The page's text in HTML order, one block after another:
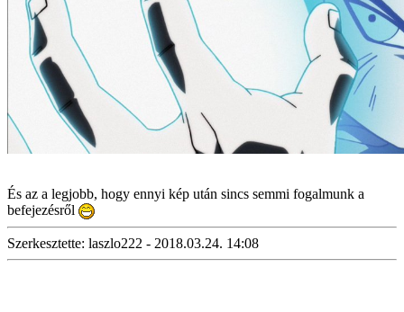
És az a legjobb, hogy ennyi kép után sincs semmi fogalmunk a
befejezésről
Szerkesztette: laszlo222 - 2018.03.24. 14:08